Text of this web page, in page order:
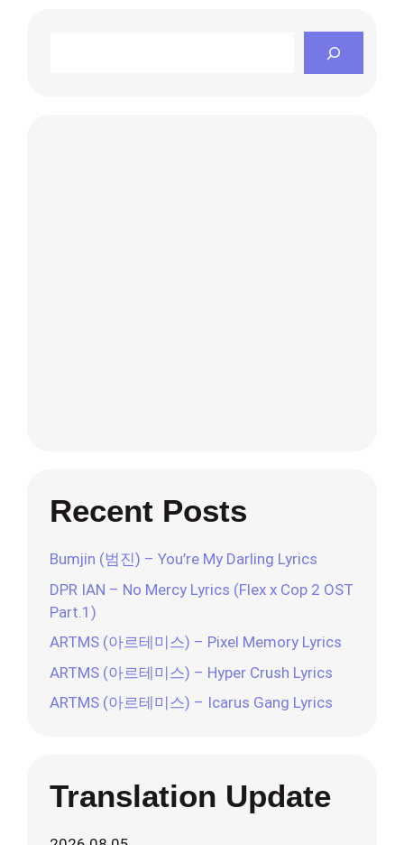
Recent Posts
Bumjin (범진) – You’re My Darling Lyrics
DPR IAN – No Mercy Lyrics (Flex x Cop 2 OST
Part.1)
ARTMS (아르테미스) – Pixel Memory Lyrics
ARTMS (아르테미스) – Hyper Crush Lyrics
ARTMS (아르테미스) – Icarus Gang Lyrics
Translation Update